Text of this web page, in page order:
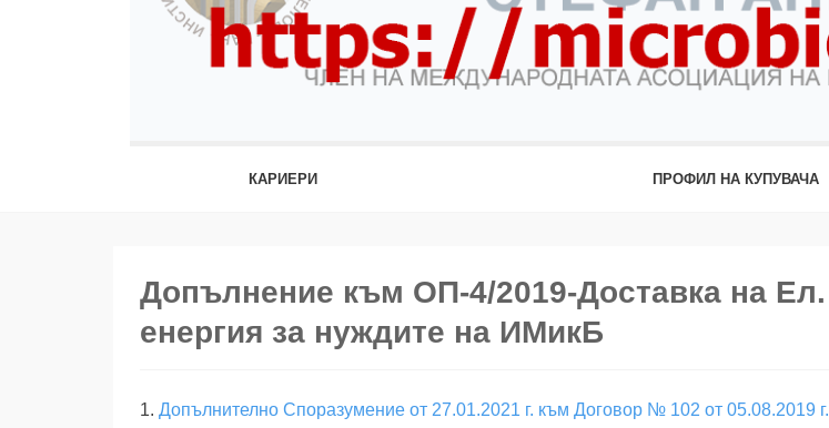
КАРИЕРИ ПРОФИЛ НА КУПУВАЧА
Допълнение към ОП-4/2019-Доставка на Ел.
енергия за нуждите на ИМикБ
1. Допълнително Споразумение от 27.01.2021 г. към Договор № 102 от 05.08.2019 г.